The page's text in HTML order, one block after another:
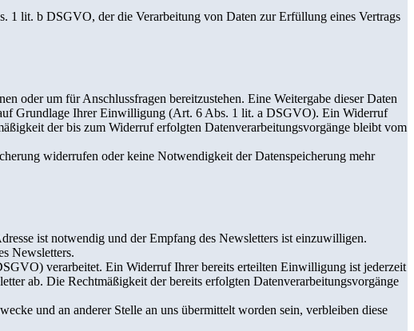
1 lit. b DSGVO, der die Verarbeitung von Daten zur Erfüllung eines Vertrags
oder um für Anschlussfragen bereitzustehen. Eine Weitergabe dieser Daten
Grundlage Ihrer Einwilligung (Art. 6 Abs. 1 lit. a DSGVO). Ein Widerruf
der bis zum Widerruf erfolgten Datenverarbeitungsvorgänge bleibt vom
widerrufen oder keine Notwendigkeit der Datenspeicherung mehr
ist notwendig und der Empfang des Newsletters ist einzuwilligen.
Newsletters.
verarbeitet. Ein Widerruf Ihrer bereits erteilten Einwilligung ist jederzeit
ab. Die Rechtmäßigkeit der bereits erfolgten Datenverarbeitungsvorgänge
und an anderer Stelle an uns übermittelt worden sein, verbleiben diese